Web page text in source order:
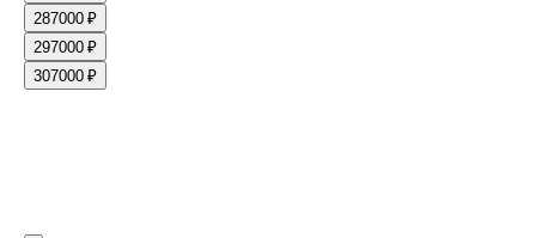
287000 ₽
297000 ₽
307000 ₽